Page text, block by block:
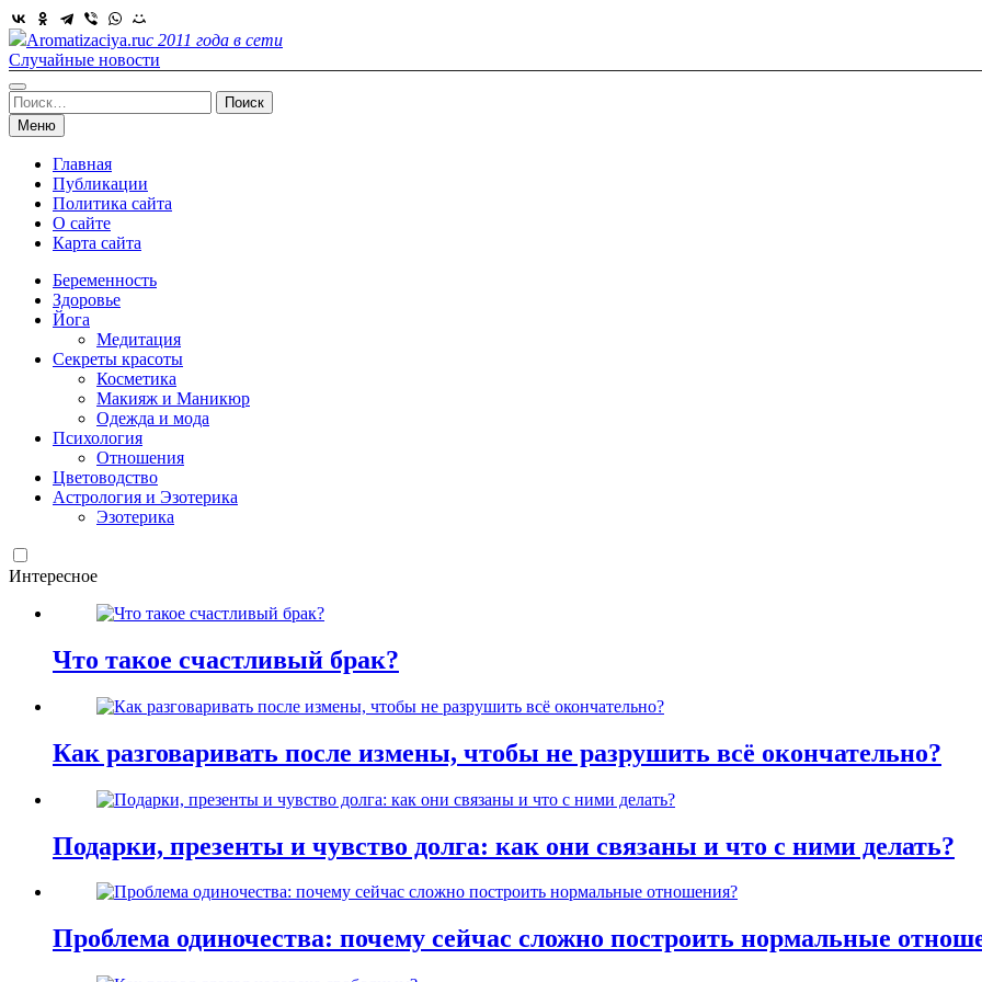
Skip
to
content
Aromatizaciya.ruс 2011 года в сети
Случайные новости
Найти:
Меню
Главная
Публикации
Политика сайта
О сайте
Карта сайта
Беременность
Здоровье
Йога
Медитация
Секреты красоты
Косметика
Макияж и Маникюр
Одежда и мода
Психология
Отношения
Цветоводство
Астрология и Эзотерика
Эзотерика
Интересное
Что такое счастливый брак?
Как разговаривать после измены, чтобы не разрушить всё окончательно?
Подарки, презенты и чувство долга: как они связаны и что с ними делать?
Проблема одиночества: почему сейчас сложно построить нормальные